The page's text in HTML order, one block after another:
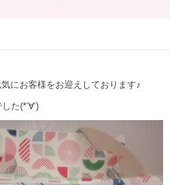
にお客様をお迎えしております♪
た(*‘∀‘)